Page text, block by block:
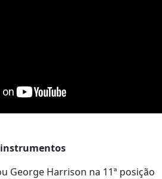
instrumentos
George Harrison na 11ª posição